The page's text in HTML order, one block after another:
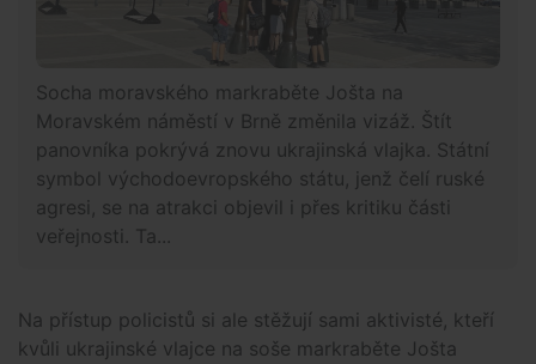
Socha moravského markraběte Jošta na
Moravském náměstí v Brně změnila vizáž. Štít
panovníka pokrývá znovu ukrajinská vlajka. Státní
symbol východoevropského státu, jenž čelí ruské
agresi, se na atrakci objevil i přes kritiku části
veřejnosti. Ta...
Na přístup policistů si ale stěžují sami aktivisté, kteří
kvůli ukrajinské vlajce na soše markraběte Jošta